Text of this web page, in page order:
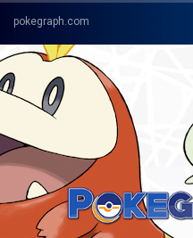
Skip to content